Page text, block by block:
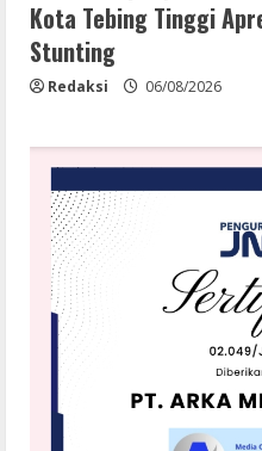
Kota Tebing Tinggi
Stunting
Redaksi 06/08/2026